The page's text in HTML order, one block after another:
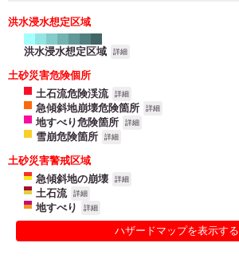
洪水浸水想定区域
洪水浸水想定区域 詳細
土砂災害危険個所
土石流危険渓流
詳細
急傾斜地崩壊危険箇所 詳細
地すべり危険箇所 詳細
雪崩危険箇所 詳細
土砂災害警戒区域
急傾斜地の崩壊
詳細
土石流 詳細
地すべり 詳細
ハザードマップを表示する